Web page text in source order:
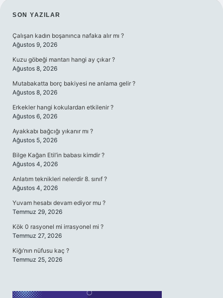
SIDEBAR
SON YAZILAR
Çalışan kadın boşanınca nafaka alır mı ?
Ağustos 9, 2026
Kuzu göbeği mantarı hangi ay çıkar ?
Ağustos 8, 2026
Mutabakatta borç bakiyesi ne anlama gelir ?
Ağustos 8, 2026
Erkekler hangi kokulardan etkilenir ?
Ağustos 6, 2026
Ayakkabı bağcığı yıkanır mı ?
Ağustos 5, 2026
Bilge Kağan Etil’in babası kimdir ?
Ağustos 4, 2026
Anlatım teknikleri nelerdir 8. sınıf ?
Ağustos 4, 2026
Yuvam hesabı devam ediyor mu ?
Temmuz 29, 2026
Kök 0 rasyonel mi irrasyonel mi ?
Temmuz 27, 2026
Kiğı’nın nüfusu kaç ?
Temmuz 25, 2026